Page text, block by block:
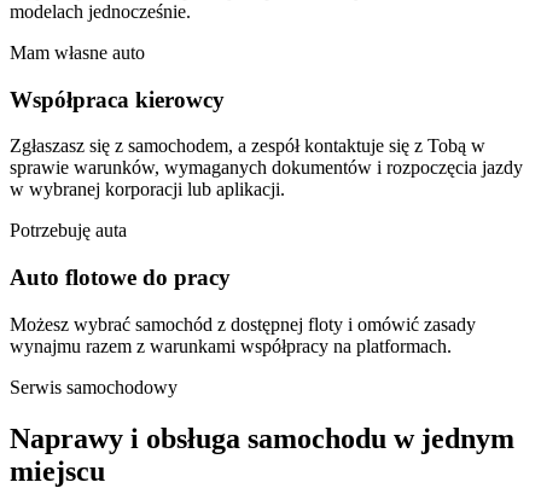
modelach jednocześnie.
Mam własne auto
Współpraca kierowcy
Zgłaszasz się z samochodem, a zespół kontaktuje się z Tobą w
sprawie warunków, wymaganych dokumentów i rozpoczęcia jazdy
w wybranej korporacji lub aplikacji.
Potrzebuję auta
Auto flotowe do pracy
Możesz wybrać samochód z dostępnej floty i omówić zasady
wynajmu razem z warunkami współpracy na platformach.
Serwis samochodowy
Naprawy i obsługa samochodu w jednym
miejscu